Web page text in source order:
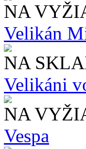
NA
Velikán
NA
Velikáni
NA
Vespa